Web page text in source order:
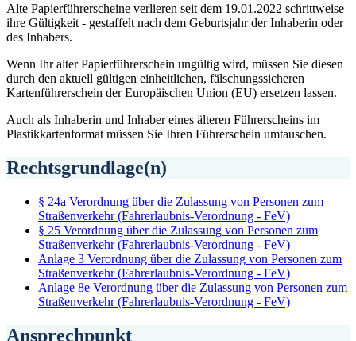
Alte Papierführerscheine verlieren seit dem 19.01.2022 schrittweise
ihre Gültigkeit - gestaffelt nach dem Geburtsjahr der Inhaberin oder
des Inhabers.
Wenn Ihr alter Papierführerschein ungültig wird, müssen Sie diesen
durch den aktuell gültigen einheitlichen, fälschungssicheren
Kartenführerschein der Europäischen Union (EU) ersetzen lassen.
Auch als Inhaberin und Inhaber eines älteren Führerscheins im
Plastikkartenformat müssen Sie Ihren Führerschein umtauschen.
Rechtsgrundlage(n)
§ 24a Verordnung über die Zulassung von Personen zum
Straßenverkehr (Fahrerlaubnis-Verordnung - FeV)
§ 25 Verordnung über die Zulassung von Personen zum
Straßenverkehr (Fahrerlaubnis-Verordnung - FeV)
Anlage 3 Verordnung über die Zulassung von Personen zum
Straßenverkehr (Fahrerlaubnis-Verordnung - FeV)
Anlage 8e Verordnung über die Zulassung von Personen zum
Straßenverkehr (Fahrerlaubnis-Verordnung - FeV)
Ansprechpunkt